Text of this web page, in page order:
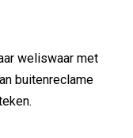
weliswaar met
buitenreclame